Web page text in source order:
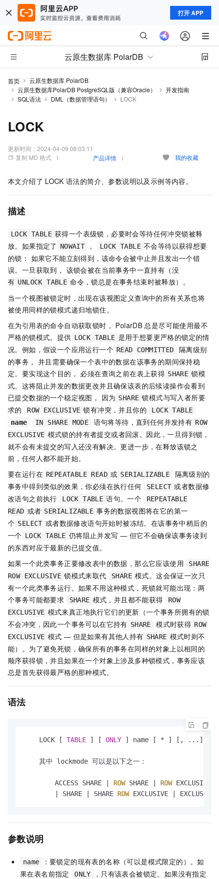
打开 APP
云原生数据库 PolarDB
首页
云原生数据库 PolarDB
云原生数据库PolarDB PostgreSQL版（兼容Oracle）
开发指南
SQL语法
DML（数据管理语句） LOCK
LOCK
更新时间： 2024-04-09 08:03:11
复制 MD 格式
产品详情 我的收藏
本文介绍了 LOCK 语法的简介、参数说明以及示例等内容。
描述
LOCK TABLE 获得一个表级锁，必要时会等待任何冲突锁被释
放。如果指定了
NOWAIT ， LOCK TABLE 不会等待以获得想要
的锁： 如果它不能立刻得到，该命令会被中止并且发出一个错
误。一旦获取到， 该锁会被在当前事务中一直持有（没
有 UNLOCK TABLE 命令，锁总是在事务结束时被释放）。
当一个视图被锁定时，出现在该视图定义查询中的所有关系也将
被使用同样的锁模式递归地锁住。
在为引用表的命令自动获取锁时， PolarDB 总是尽可能使用最不
严格的锁模式。提供 LOCK TABLE 是用于想要更严格的锁定的情
况。例如，假设一个应用运行一个 READ COMMITTED
隔离级别
的事务， 并且需要确保一个表中的数据在该事务的期间保持稳
定。要实现这个目的， 必须在查询之前在表上获得 SHARE 锁模
式。这将阻止并发的数据更改并且确保该表的后续读操作会看到
已提交数据的一个稳定视图， 因为 SHARE 锁模式与写入者所要
求的
ROW EXCLUSIVE 锁有冲突，并且你的
LOCK TABLE
name
IN SHARE MODE 语句将等待，直到任何并发持有 ROW
EXCLUSIVE 模式锁的持有者提交或者回滚。因此，一旦得到锁，
就不会有未提交的写入还没有解决。更进一步，在释放该锁之
前，任何人都不能开始。
要在运行在 REPEATABLE READ 或 SERIALIZABLE
隔离级别的
事务中得到类似的效果，你必须在执行任何
SELECT 或者数据修
改语句之前执行
LOCK TABLE 语句。一个
REPEATABLE
READ 或者 SERIALIZABLE 事务的数据视图将在它的第一
个 SELECT 或者数据修改语句开始时被冻结。在该事务中稍后的
一个 LOCK TABLE 仍将阻止并发写 — 但它不会确保该事务读到
的东西对应于最新的已提交值。
如果一个此类事务正要修改表中的数据，那么它应该使用
SHARE
ROW EXCLUSIVE 锁模式来取代 SHARE 模式。这会保证一次只
有一个此类事务运行。如果不用这种模式，死锁就可能出现：两
个事务可能都要求
SHARE 模式，并且都不能获得
ROW
EXCLUSIVE 模式来真正地执行它们的更新（一个事务所拥有的锁
不会冲突，因此一个事务可以在它持有 SHARE 模式时获得 ROW
EXCLUSIVE 模式 — 但是如果有其他人持有 SHARE 模式时则不
能）。为了避免死锁，确保所有的事务在同样的对象上以相同的
顺序获得锁，并且如果在一个对象上涉及多种锁模式，事务应该
总是首先获得最严格的那种模式。
语法
    LOCK [
TABLE ] [ ONLY ] name [ * ] [, ...] [
    其中 lockmode 可以是以下之一：
        ACCESS SHARE
ROW SHARE ROW EXCLUSIVE
SHARE SHARE ROW EXCLUSIVE EXCLUSIVE
参数说明
name
：要锁定的现有表的名称（可以是模式限定的）。如
果在表名前指定
ONLY ，只有该表会被锁定。如果没有指定